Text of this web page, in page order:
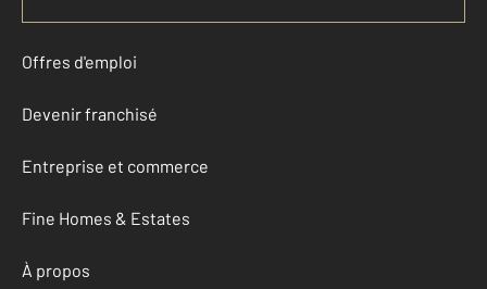
Offres d'emploi
Devenir franchisé
Entreprise et commerce
Fine Homes & Estates
À propos